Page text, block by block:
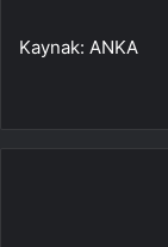
Kaynak: ANKA